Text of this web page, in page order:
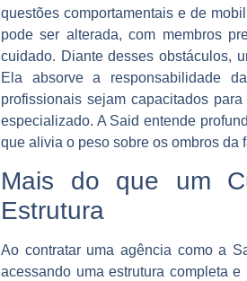
questões comportamentais e de
pode ser alterada, com membros
cuidado. Diante desses obstáculos,
Ela absorve a responsabilidade
profissionais sejam capacitados
especializado. A Said entende
que alivia o peso sobre os ombros da
Mais do que um
Estrutura
Ao contratar uma agência como a
acessando uma estrutura completa